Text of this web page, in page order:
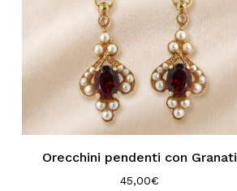
Orecchini pendenti con Granati
45,00€